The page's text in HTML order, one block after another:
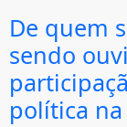
De quem
sendo
política